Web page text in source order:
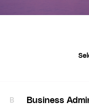
B Business